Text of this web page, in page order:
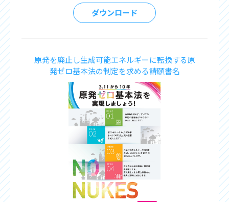
ダウンロード
原発を廃止し生成可能エネルギーに転換する原
発ゼロ基本法の制定を求める請願書名